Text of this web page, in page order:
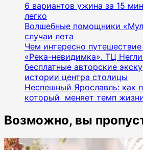
6 вариантов ужина за 15
легко
Волшебные помощники
случаи лета
Чем интересно
«Река-невидимка». ТЦ
бесплатные авторские
истории центра столицы
Неспешный Ярославль: как
который меняет темп
Возможно, вы